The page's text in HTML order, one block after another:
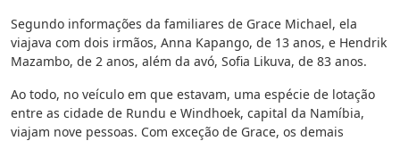
Segundo informações da familiares de Grace Michael, ela
viajava com dois irmãos, Anna Kapango, de 13 anos, e Hendrik
Mazambo, de 2 anos, além da avó, Sofia Likuva, de 83 anos.
Ao todo, no veículo em que estavam, uma espécie de lotação
entre as cidade de Rundu e Windhoek, capital da Namíbia,
viajam nove pessoas. Com exceção de Grace, os demais